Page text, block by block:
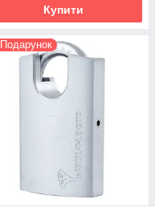
Купити
Подарунок